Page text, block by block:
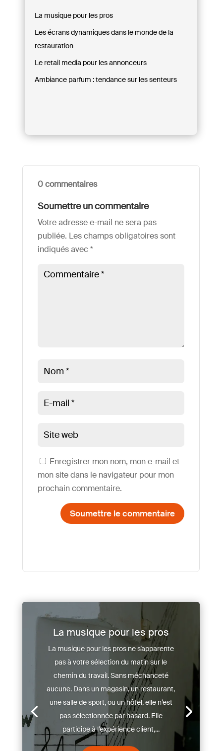
La musique pour les pros
Les écrans dynamiques dans le monde de la
restauration
Le retail media pour les annonceurs
Ambiance parfum : tendance sur les senteurs
0 commentaires
Soumettre un commentaire
Votre adresse e-mail ne sera pas
publiée. Les champs obligatoires sont
indiqués avec*
Enregistrer mon nom, mon e-mail et
mon site dans le navigateur pour mon
prochain commentaire.
Soumettre le commentaire
La musique pour les pros
La musique pour les pros ne s’apparente
pas à votre sélection du matin sur le
chemin du travail. Sans méchanceté
aucune. Dans un magasin, un restaurant,
une salle de sport, ou un hôtel, elle n’est
pas sélectionnée par hasard. Elle
participe à l’expérience client,...